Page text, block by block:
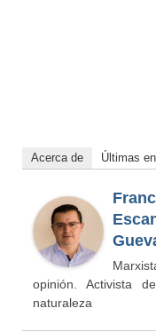
Acerca de Últimas
opinión. Activista
naturaleza